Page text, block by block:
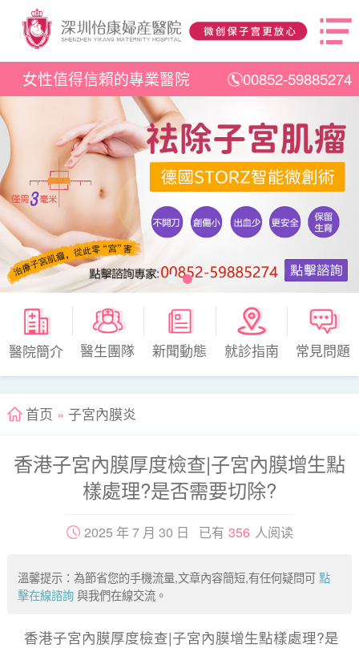
女性值得信賴的專業醫院 00852-59885274
醫院簡介 醫生團隊 新聞動態 就診指南 常見問題
首页 » 子宮內膜炎
香港子宮內膜厚度檢查|子宮內膜增生點
樣處理?是否需要切除?
2025 年 7 月 30 日 已有 356 人阅读
溫馨提示：為節省您的手機流量,文章內容簡短,有任何疑問可點
擊在線諮詢 與我們在線交流。
香港子宮內膜厚度檢查|子宮內膜增生點樣處理?是